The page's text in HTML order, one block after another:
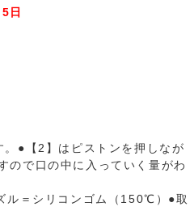
日
●【2】はピストンを押しなが
ので口の中に入っていく量がわ
ル＝シリコンゴム（150℃）●取